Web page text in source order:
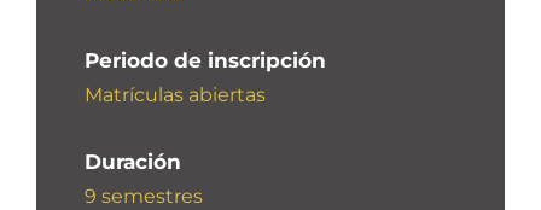
Periodo de inscripción
Matrículas abiertas
Duración
9 semestres